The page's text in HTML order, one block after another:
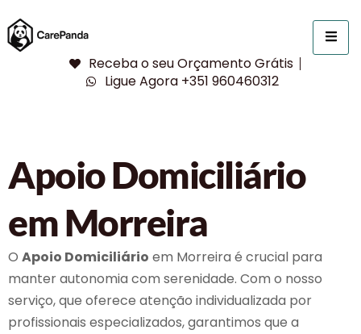
Receba o seu Orçamento Grátis
Ligue Agora +351 960460312
Apoio Domiciliário
em Morreira
O Apoio Domiciliário em Morreira é crucial para
manter autonomia com serenidade. Com o nosso
serviço, que oferece atenção individualizada por
profissionais especializados, garantimos que a